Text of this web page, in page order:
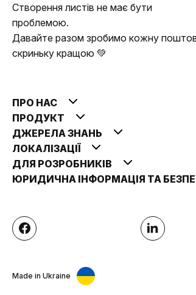
Створення листів не має бути
проблемою.
Давайте разом зробимо кожну
скриньку кращою 💚
ПРО НАС
ПРОДУКТ
ДЖЕРЕЛА ЗНАНЬ
ЛОКАЛІЗАЦІЇ
ДЛЯ РОЗРОБНИКІВ
ЮРИДИЧНА ІНФОРМАЦІЯ ТА
Made in Ukraine